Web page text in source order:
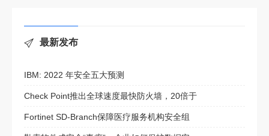
最新发布
IBM: 2022 年安全五大预测
Check Point推出全球速度最快防火墙，20倍于
Fortinet SD-Branch保障医疗服务机构安全组